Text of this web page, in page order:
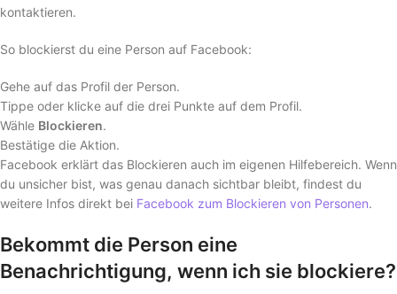
kontaktieren.
So blockierst du eine Person auf Facebook:
Gehe auf das Profil der Person.
Tippe oder klicke auf die drei Punkte auf dem Profil.
Wähle Blockieren.
Bestätige die Aktion.
Facebook erklärt das Blockieren auch im eigenen Hilfebereich. Wenn
du unsicher bist, was genau danach sichtbar bleibt, findest du
weitere Infos direkt bei Facebook zum Blockieren von Personen.
Bekommt die Person eine
Benachrichtigung, wenn ich sie blockiere?